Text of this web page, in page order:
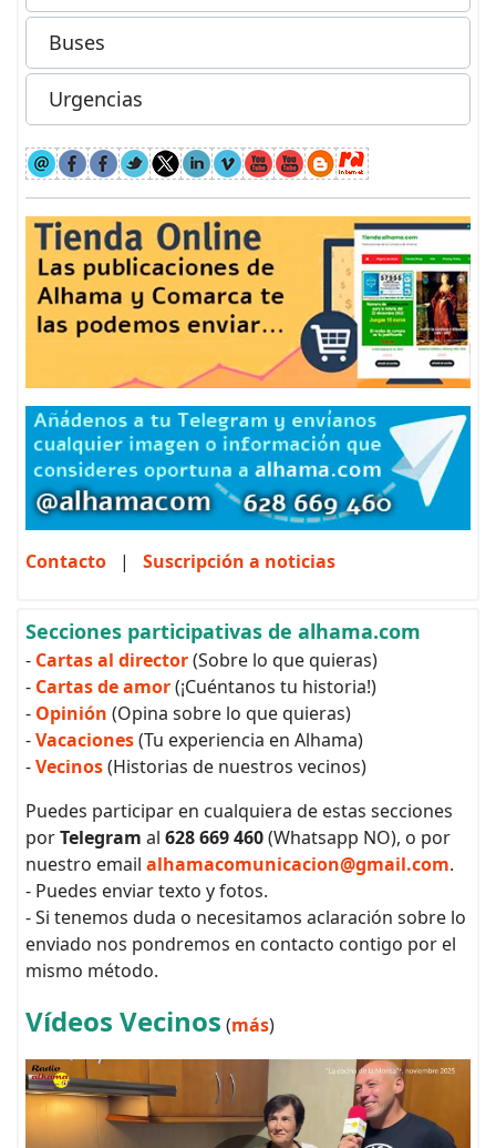
Buses
Urgencias
Contacto | Suscripción a noticias
Secciones participativas de alhama.com
- Cartas al director(Sobre lo que quieras)
- Cartas de amor(¡Cuéntanos tu historia!)
- Opinión (Opina sobre lo que quieras)
-Vacaciones(Tu experiencia en Alhama)
-Vecinos(Historias de nuestros vecinos)
Puedes participar en cualquiera de estas secciones
porTelegram al 628 669 460(Whatsapp NO), o por
nuestro email alhamacomunicacion@gmail.com.
- Puedes enviar texto y fotos.
- Si tenemos duda o necesitamos aclaración sobre lo
enviado nos pondremos en contacto contigo por el
mismo método.
Vídeos Vecinos (más)